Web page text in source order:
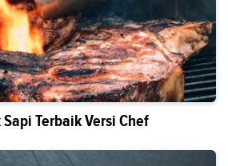
Terbaik Versi Chef